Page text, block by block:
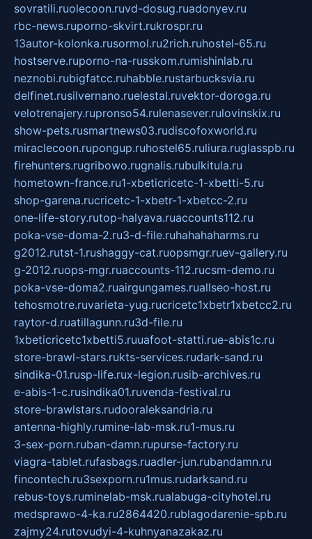
sovratili.ruolecoon.ruvd-dosug.ruadonyev.ru
rbc-news.ruporno-skvirt.rukrospr.ru
13autor-kolonka.rusormol.ru2rich.ruhostel-65.ru
hostserve.ruporno-na-russkom.rumishinlab.ru
neznobi.rubigfatcc.ruhabble.rustarbucksvia.ru
delfinet.rusilvernano.ruelestal.ruvektor-doroga.ru
velotrenajery.rupronso54.rulenasever.rulovinskix.ru
show-pets.rusmartnews03.rudiscofoxworld.ru
miraclecoon.rupongup.ruhostel65.ruliura.ruglasspb.ru
firehunters.rugribowo.rugnalis.rubulkitula.ru
hometown-france.ru1-xbeticricetc-1-xbetti-5.ru
shop-garena.rucricetc-1-xbetr-1-xbetcc-2.ru
one-life-story.rutop-halyava.ruaccounts112.ru
poka-vse-doma-2.ru3-d-file.ruhahahaharms.ru
g2012.rutst-1.rushaggy-cat.ruopsmgr.ruev-gallery.ru
g-2012.ruops-mgr.ruaccounts-112.rucsm-demo.ru
poka-vse-doma2.ruairgungames.ruallseo-host.ru
tehosmotre.ruvarieta-yug.rucricetc1xbetr1xbetcc2.ru
raytor-d.ruatillagunn.ru3d-file.ru
1xbeticricetc1xbetti5.ruuafoot-statti.rue-abis1c.ru
store-brawl-stars.rukts-services.rudark-sand.ru
sindika-01.rusp-life.rux-legion.rusib-archives.ru
e-abis-1-c.rusindika01.ruvenda-festival.ru
store-brawlstars.rudooraleksandria.ru
antenna-highly.rumine-lab-msk.ru1-mus.ru
3-sex-porn.ruban-damn.rupurse-factory.ru
viagra-tablet.rufasbags.ruadler-jun.rubandamn.ru
fincontech.ru3sexporn.ru1mus.rudarksand.ru
rebus-toys.ruminelab-msk.rualabuga-cityhotel.ru
medsprawo-4-ka.ru2864420.rublagodarenie-spb.ru
zajmy24.rutovudyi-4-kuhnyanazakaz.ru